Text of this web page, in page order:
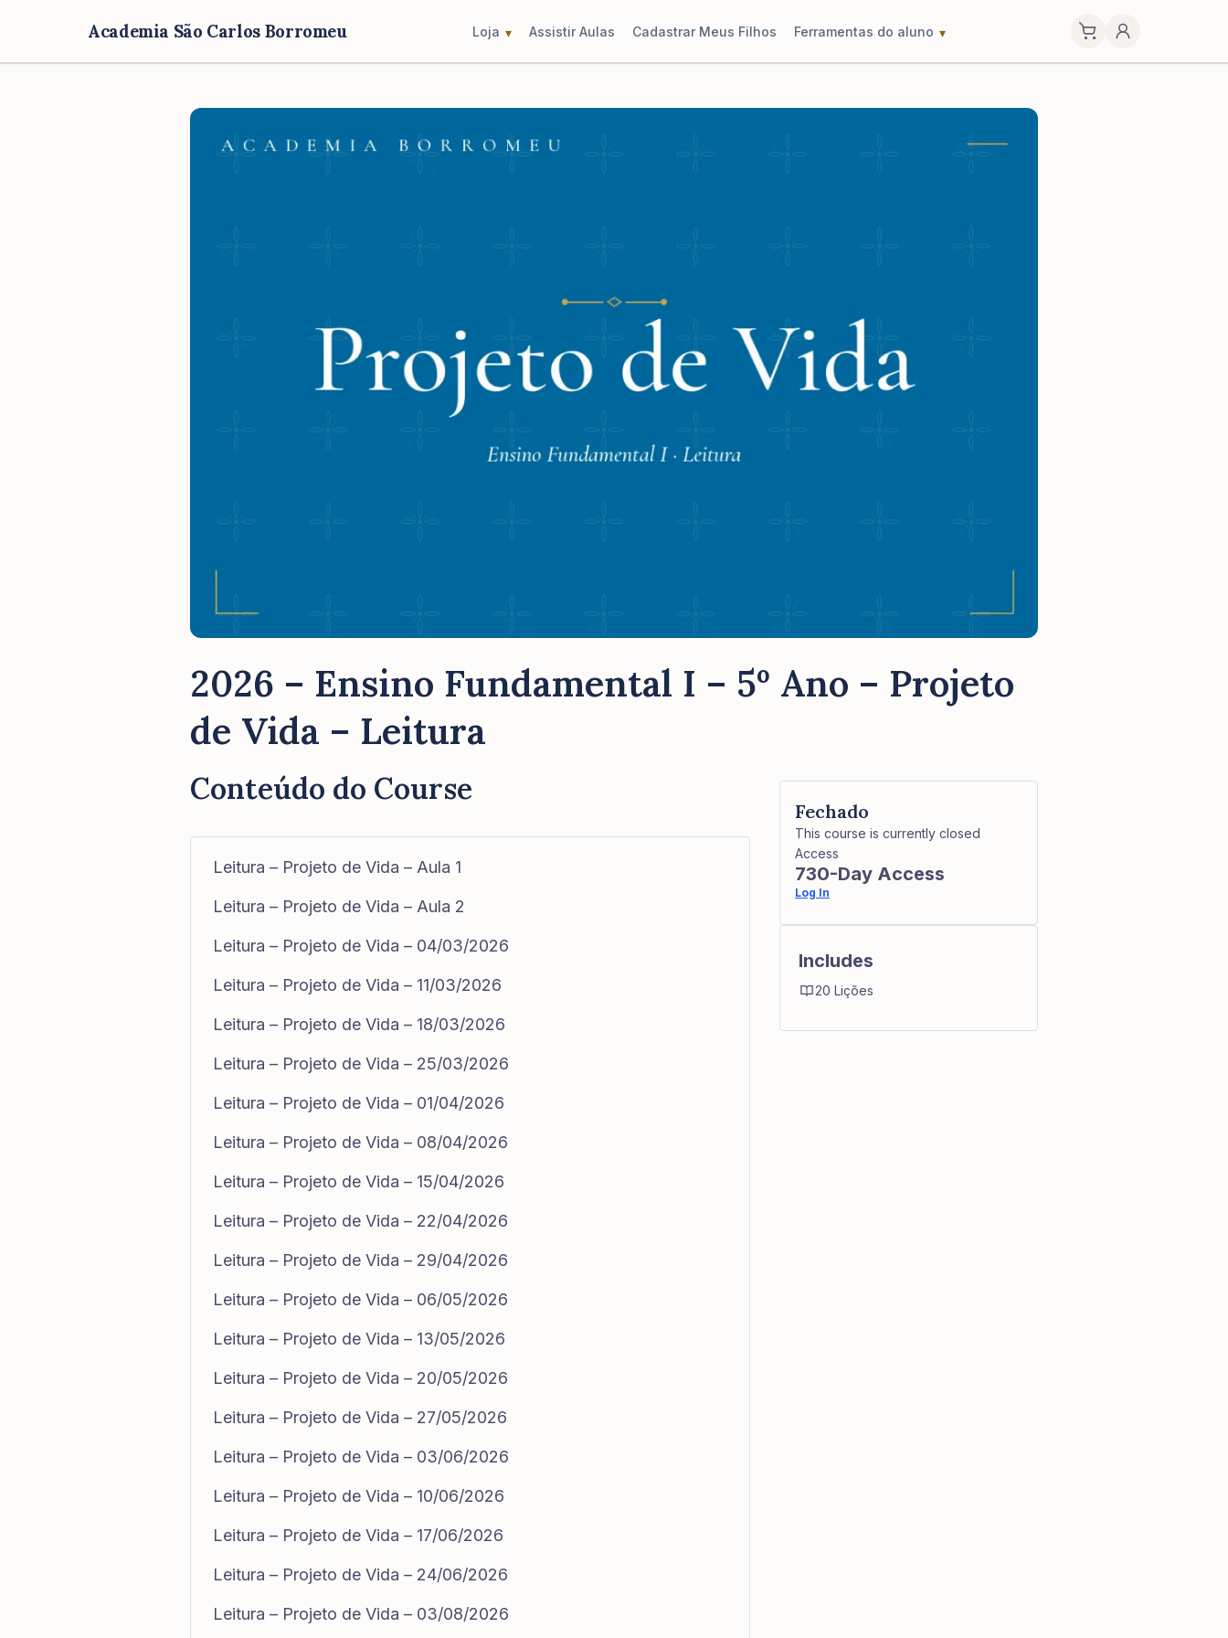
Academia São Carlos Borromeu Loja Assistir Aulas Cadastrar Meus Filhos Ferramentas do aluno
2026 – Ensino Fundamental I – 5º Ano – Projeto
de Vida – Leitura
Conteúdo do Course
Leitura – Projeto de Vida – Aula 1
Leitura – Projeto de Vida – Aula 2
Leitura – Projeto de Vida – 04/03/2026
Leitura – Projeto de Vida – 11/03/2026
Leitura – Projeto de Vida – 18/03/2026
Leitura – Projeto de Vida – 25/03/2026
Leitura – Projeto de Vida – 01/04/2026
Leitura – Projeto de Vida – 08/04/2026
Leitura – Projeto de Vida – 15/04/2026
Leitura – Projeto de Vida – 22/04/2026
Leitura – Projeto de Vida – 29/04/2026
Leitura – Projeto de Vida – 06/05/2026
Leitura – Projeto de Vida – 13/05/2026
Leitura – Projeto de Vida – 20/05/2026
Leitura – Projeto de Vida – 27/05/2026
Leitura – Projeto de Vida – 03/06/2026
Leitura – Projeto de Vida – 10/06/2026
Leitura – Projeto de Vida – 17/06/2026
Leitura – Projeto de Vida – 24/06/2026
Leitura – Projeto de Vida – 03/08/2026
Fechado
This course is currently closed
Access
730-Day Access
Log In
Includes
20 Lições